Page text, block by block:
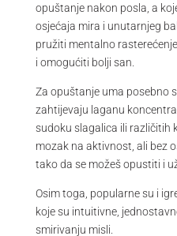
opuštanje nakon posla, a
osjećaja mira i unutarnjeg
pružiti mentalno
i omogućiti bolji san.
Za opuštanje uma posebno
zahtijevaju laganu
sudoku slagalica ili različitih
mozak na aktivnost, ali bez
tako da se možeš opustiti i
Osim toga, popularne su i
koje su intuitivne,
smirivanju misli.